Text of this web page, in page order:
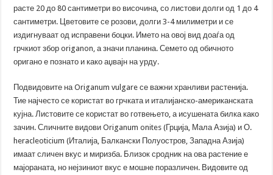
расте 20 до 80 сантиметри во височина, со листови долги од 1 до 4
сантиметри. Цветовите се розови, долги 3-4 милиметри и се
издигнуваат од исправени боцки. Името на овој вид доаѓа од
грчкиот збор origanon, а значи планина. Семето од обичното
оригано е познато и како аџвајн на урду.
Подвидовите на Origanum vulgare се важни хранливи растенија.
Тие најчесто се користат во грчката и италијанско-американската
кујна. Листовите се користат во готвењето, а исушената билка како
зачин. Сличните видови Origanum onites (Грција, Мала Азија) и О.
heracleoticium (Италија, Балкански Полуостров, Западна Азија)
имаат сличен вкус и миризба. Близок сродник на ова растение е
мајораната, но нејзиниот вкус е мошне поразличен. Видовите од